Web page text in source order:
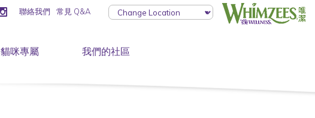
聯絡我們 常見 Q&A
貓咪專屬 我們的社區